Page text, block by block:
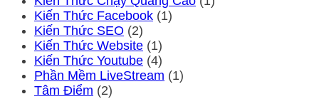
Kiến Thức Facebook (1)
Kiến Thức SEO (2)
Kiến Thức Website (1)
Kiến Thức Youtube (4)
Phần Mềm LiveStream (1)
Tâm Điểm (2)